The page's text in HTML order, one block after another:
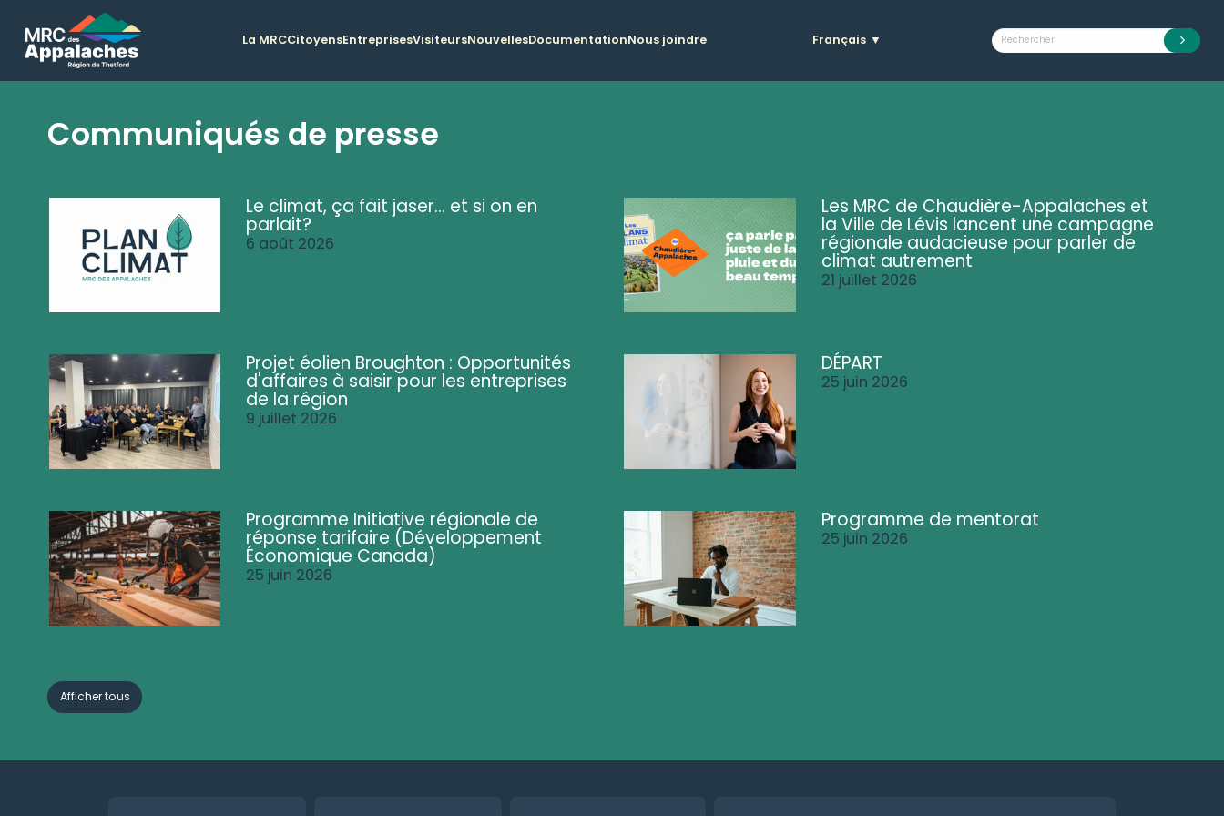
La MRCCitoyensEntreprisesVisiteursNouvellesDocumentationNous joindre Français ▼
Communiqués de presse
Le climat, ça fait jaser... et si on en
parlait?
6 août 2026
Les MRC de Chaudière-Appalaches et
la Ville de Lévis lancent une campagne
régionale audacieuse pour parler de
climat autrement
21 juillet 2026
Projet éolien Broughton : Opportunités
d'affaires à saisir pour les entreprises
de la région
9 juillet 2026
DÉPART
25 juin 2026
Programme Initiative régionale de
réponse tarifaire (Développement
Économique Canada)
25 juin 2026
Programme de mentorat
25 juin 2026
Afficher tous